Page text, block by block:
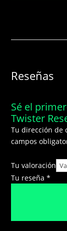
Reseñas
Sé el
Twister
Tu dirección de
campos
Tu valoración
Tu reseña*